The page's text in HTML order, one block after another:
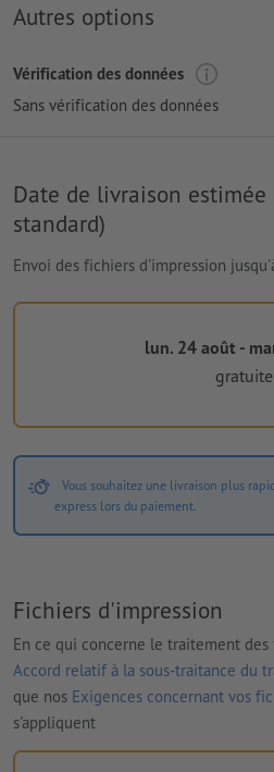
Autres options
Vérification des données
Sans vérification des données
Date de livraison estimée
standard)
Envoi des fichiers d'impression
lun. 24 août -
gratuite
Vous souhaitez une livraison plus
express lors du paiement.
Fichiers d'impression
En ce qui concerne le traitement
Accord relatif à la sous-traitance du
que nos Exigences concernant vos
s'appliquent